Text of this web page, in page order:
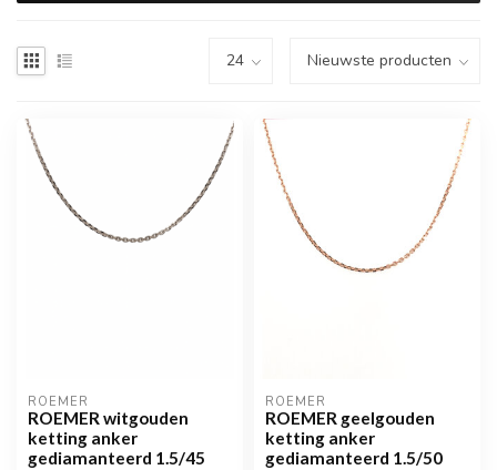
ROEMER
ROEMER witgouden
ketting anker
gediamanteerd 1.5/45
ROEMER
ROEMER geelgouden
ketting anker
gediamanteerd 1.5/50